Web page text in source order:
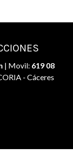
| Movil: 619 08
- Cáceres